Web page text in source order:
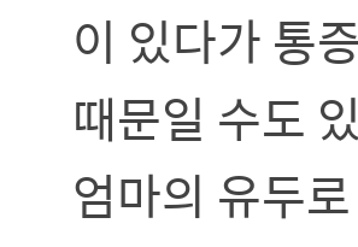
이 있다가 통
때문일 수도
엄마의 유두